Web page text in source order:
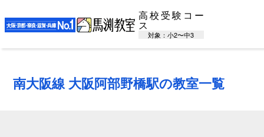
高校受験コー
ス
対象：小2〜中3
南大阪線 大阪阿部野橋駅の教室一覧